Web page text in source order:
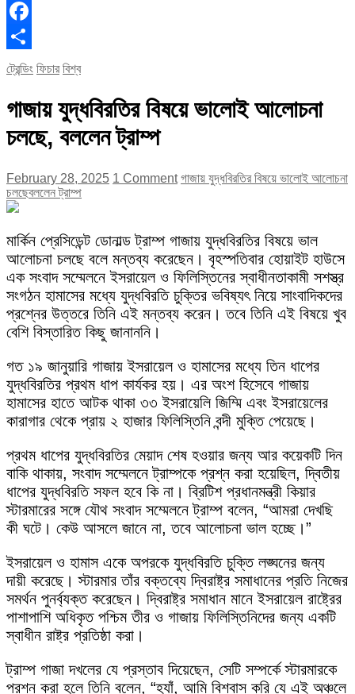
Facebook
Share
ট্রেন্ডিং ফিচার বিশ্ব
গাজায় যুদ্ধবিরতির বিষয়ে ভালোই আলোচনা
চলছে, বললেন ট্রাম্প
February 28, 2025 1 Comment গাজায় যুদ্ধবিরতির বিষয়ে ভালোই আলোচনা
চলছেবললেন ট্রাম্প
মার্কিন প্রেসিডেন্ট ডোনাল্ড ট্রাম্প গাজায় যুদ্ধবিরতির বিষয়ে ভাল
আলোচনা চলছে বলে মন্তব্য করেছেন। বৃহস্পতিবার হোয়াইট হাউসে
এক সংবাদ সম্মেলনে ইসরায়েল ও ফিলিস্তিনের স্বাধীনতাকামী সশস্ত্র
সংগঠন হামাসের মধ্যে যুদ্ধবিরতি চুক্তির ভবিষ্যৎ নিয়ে সাংবাদিকদের
প্রশ্নের উত্তরে তিনি এই মন্তব্য করেন। তবে তিনি এই বিষয়ে খুব
বেশি বিস্তারিত কিছু জানাননি।
গত ১৯ জানুয়ারি গাজায় ইসরায়েল ও হামাসের মধ্যে তিন ধাপের
যুদ্ধবিরতির প্রথম ধাপ কার্যকর হয়। এর অংশ হিসেবে গাজায়
হামাসের হাতে আটক থাকা ৩৩ ইসরায়েলি জিম্মি এবং ইসরায়েলের
কারাগার থেকে প্রায় ২ হাজার ফিলিস্তিনি বন্দী মুক্তি পেয়েছে।
প্রথম ধাপের যুদ্ধবিরতির মেয়াদ শেষ হওয়ার জন্য আর কয়েকটি দিন
বাকি থাকায়, সংবাদ সম্মেলনে ট্রাম্পকে প্রশ্ন করা হয়েছিল, দ্বিতীয়
ধাপের যুদ্ধবিরতি সফল হবে কি না। ব্রিটিশ প্রধানমন্ত্রী কিয়ার
স্টারমারের সঙ্গে যৌথ সংবাদ সম্মেলনে ট্রাম্প বলেন, “আমরা দেখছি
কী ঘটে। কেউ আসলে জানে না, তবে আলোচনা ভাল হচ্ছে।”
ইসরায়েল ও হামাস একে অপরকে যুদ্ধবিরতি চুক্তি লঙ্ঘনের জন্য
দায়ী করেছে। স্টারমার তাঁর বক্তব্যে দ্বিরাষ্ট্র সমাধানের প্রতি নিজের
সমর্থন পুনর্ব্যক্ত করেছেন। দ্বিরাষ্ট্র সমাধান মানে ইসরায়েল রাষ্ট্রের
পাশাপাশি অধিকৃত পশ্চিম তীর ও গাজায় ফিলিস্তিনিদের জন্য একটি
স্বাধীন রাষ্ট্র প্রতিষ্ঠা করা।
ট্রাম্প গাজা দখলের যে প্রস্তাব দিয়েছেন, সেটি সম্পর্কে স্টারমারকে
প্রশ্ন করা হলে তিনি বলেন, “হ্যাঁ, আমি বিশ্বাস করি যে এই অঞ্চলে